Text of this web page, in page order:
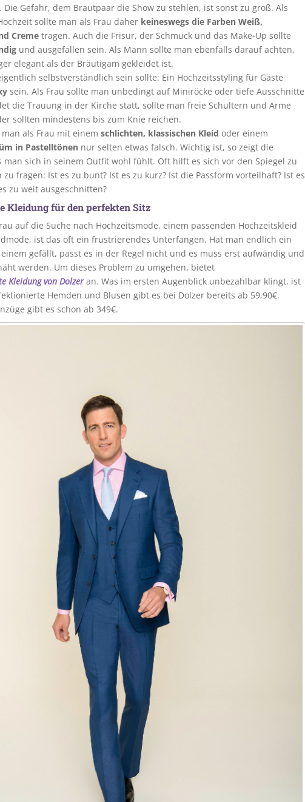
Die Gefahr, dem Brautpaar die Show zu stehlen, ist sonst zu groß. Als
sollte man als Frau daher keineswegs die Farben Weiß,
Creme tragen. Auch die Frisur, der Schmuck und das Make-Up sollte
und ausgefallen sein. Als Mann sollte man ebenfalls darauf achten,
elegant als der Bräutigam gekleidet ist.
selbstverständlich sein sollte: Ein Hochzeitsstyling für Gäste
sein. Als Frau sollte man unbedingt auf Miniröcke oder tiefe Ausschnitte
die Trauung in der Kirche statt, sollte man freie Schultern und Arme
sollten mindestens bis zum Knie reichen.
als Frau mit einem schlichten, klassischen Kleid oder einem
in Pastelltönen nur selten etwas falsch. Wichtig ist, so zeigt die
man sich in seinem Outfit wohl fühlt. Oft hilft es sich vor den Spiegel zu
fragen: Ist es zu bunt? Ist es zu kurz? Ist die Passform vorteilhaft? Ist es
zu weit ausgeschnitten?
Kleidung für den perfekten Sitz
auf die Suche nach Hochzeitsmode, einem passenden Hochzeitskleid
ist das oft ein frustrierendes Unterfangen. Hat man endlich ein
gefällt, passt es in der Regel nicht und es muss erst aufwändig und
werden. Um dieses Problem zu umgehen, bietet
Kleidung von Dolzeran. Was im ersten Augenblick unbezahlbar klingt, ist
Hemden und Blusen gibt es bei Dolzer bereits ab 59,90€.
gibt es schon ab 349€.